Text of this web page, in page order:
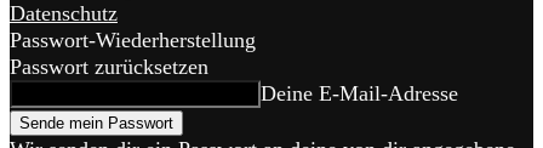
Datenschutz
Passwort-Wiederherstellung
Passwort zurücksetzen
Deine E-Mail-Adresse